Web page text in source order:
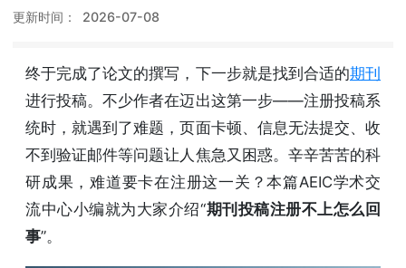
更新时间： 2026-07-08
终于完成了论文的撰写，下一步就是找到合适的期刊
进行投稿。不少作者在迈出这第一步——注册投稿系
统时，就遇到了难题，页面卡顿、信息无法提交、收
不到验证邮件等问题让人焦急又困惑。辛辛苦苦的科
研成果，难道要卡在注册这一关？本篇AEIC学术交
流中心小编就为大家介绍“期刊投稿注册不上怎么回
事”。